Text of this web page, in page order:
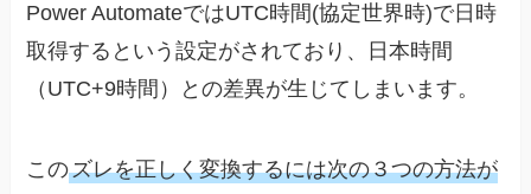
Power AutomateではUTC時間(協定世界時)で日時
取得するという設定がされており、日本時間
（UTC+9時間）との差異が生じてしまいます。
このズレを正しく変換するには次の３つの方法が